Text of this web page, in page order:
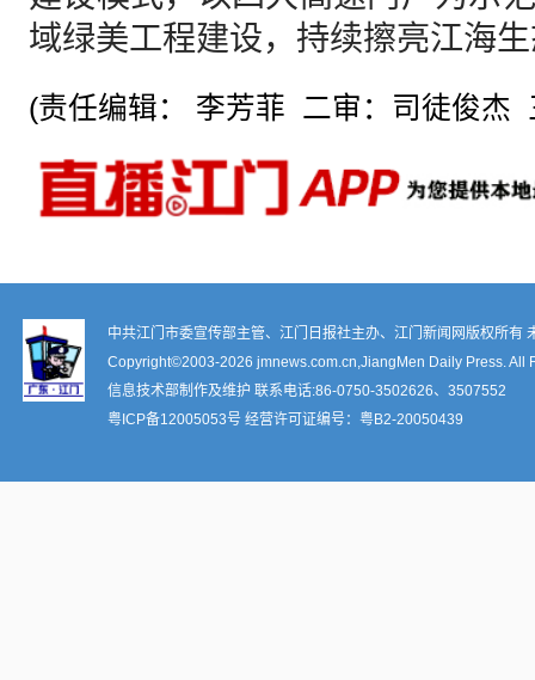
域绿美工程建设，持续擦亮江海
(责任编辑： 李芳菲 二审：司徒俊杰
中共江门市委宣传部主管、江门日报社主办、江门新闻网版权所有
Copyright©2003-2026 jmnews.com.cn,JiangMen Daily Press. All
信息技术部制作及维护 联系电话:86-0750-3502626、3507552
粤ICP备12005053号 经营许可证编号： 粤B2-20050439